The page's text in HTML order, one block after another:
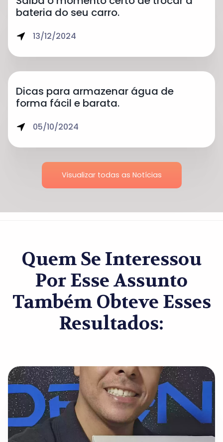
bateria do seu carro.
13/12/2024
Dicas para armazenar água de
forma fácil e barata.
05/10/2024
Visualizar todas as Notícias
Quem Se Interessou
Por Esse Assunto
Também Obteve Esses
Resultados: